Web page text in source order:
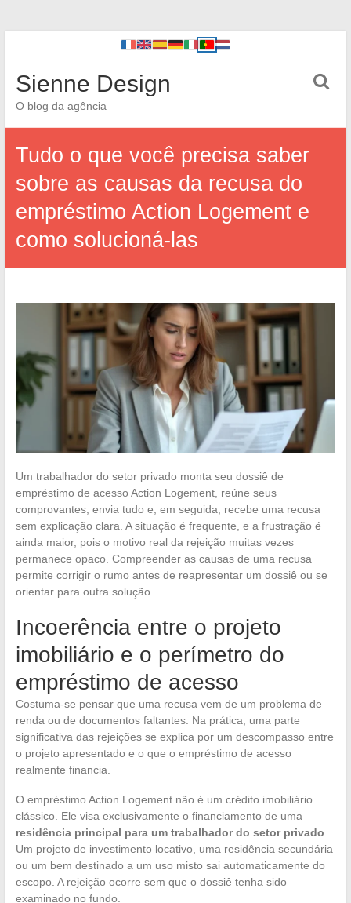
Sienne Design
O blog da agência
Tudo o que você precisa saber
sobre as causas da recusa do
empréstimo Action Logement e
como solucioná-las
Um trabalhador do setor privado monta seu dossiê de
empréstimo de acesso Action Logement, reúne seus
comprovantes, envia tudo e, em seguida, recebe uma recusa
sem explicação clara. A situação é frequente, e a frustração é
ainda maior, pois o motivo real da rejeição muitas vezes
permanece opaco. Compreender as causas de uma recusa
permite corrigir o rumo antes de reapresentar um dossiê ou se
orientar para outra solução.
Incoerência entre o projeto
imobiliário e o perímetro do
empréstimo de acesso
Costuma-se pensar que uma recusa vem de um problema de
renda ou de documentos faltantes. Na prática, uma parte
significativa das rejeições se explica por um descompasso entre
o projeto apresentado e o que o empréstimo de acesso
realmente financia.
O empréstimo Action Logement não é um crédito imobiliário
clássico. Ele visa exclusivamente o financiamento de uma
residência principal para um trabalhador do setor privado
Um projeto de investimento locativo, uma residência secundária
ou um bem destinado a um uso misto sai automaticamente do
escopo. A rejeição ocorre sem que o dossiê tenha sido
examinado no fundo.